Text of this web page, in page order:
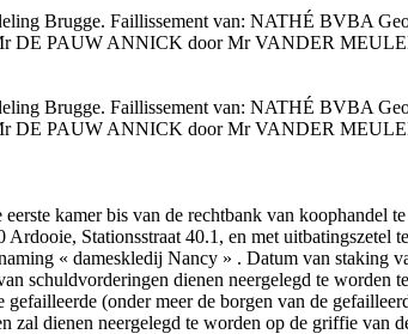
Brugge. Faillissement van: NATHÉ BVBA
DE PAUW ANNICK door Mr VANDER
Brugge. Faillissement van: NATHÉ BVBA
DE PAUW ANNICK door Mr VANDER
kamer bis van de rechtbank van koophandel
Stationsstraat 40.1, en met uitbatingszetel
« dameskledij Nancy » . Datum van
dienen neergelegd te worden
(onder meer de borgen van de
dienen neergelegd te worden op de griffie